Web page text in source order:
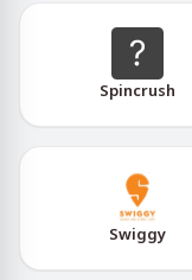
Spincrush
Swiggy